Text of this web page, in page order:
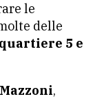
le
delle
quartiere 5 e
,